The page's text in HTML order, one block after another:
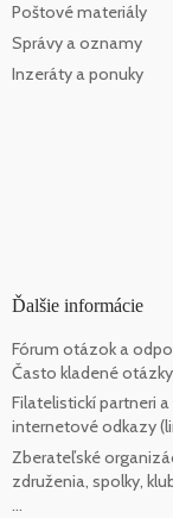
Poštové materiály
Správy a oznamy
Inzeráty a ponuky
Ďalšie informácie
Fórum otázok a
Často kladené otázky
Filatelistickí partneri
internetové odkazy
Zberateľské
združenia, spolky,
...